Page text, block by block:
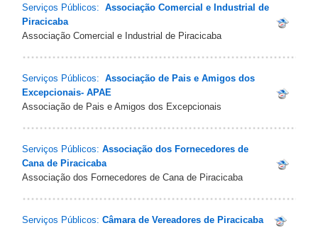
Serviços Públicos: Associação Comercial e Industrial de
Piracicaba
Associação Comercial e Industrial de Piracicaba
Serviços Públicos: Associação de Pais e Amigos dos
Excepcionais- APAE
Associação de Pais e Amigos dos Excepcionais
Serviços Públicos: Associação dos Fornecedores de
Cana de Piracicaba
Associação dos Fornecedores de Cana de Piracicaba
Serviços Públicos: Câmara de Vereadores de Piracicaba